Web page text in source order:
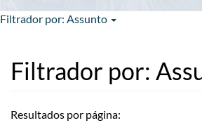
Filtrador por: Assunto
Filtrador por:
Resultados por página: